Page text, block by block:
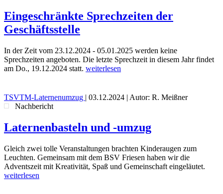
Eingeschränkte Sprechzeiten der
Geschäftsstelle
In der Zeit vom 23.12.2024 - 05.01.2025 werden keine
Sprechzeiten angeboten. Die letzte Sprechzeit in diesem Jahr findet
am Do., 19.12.2024 statt. weiterlesen
TSVTM-Laternenumzug | 03.12.2024 | Autor: R. Meißner
Nachbericht
Laternenbasteln und -umzug
Gleich zwei tolle Veranstaltungen brachten Kinderaugen zum
Leuchten. Gemeinsam mit dem BSV Friesen haben wir die
Adventszeit mit Kreativität, Spaß und Gemeinschaft eingeläutet.
weiterlesen